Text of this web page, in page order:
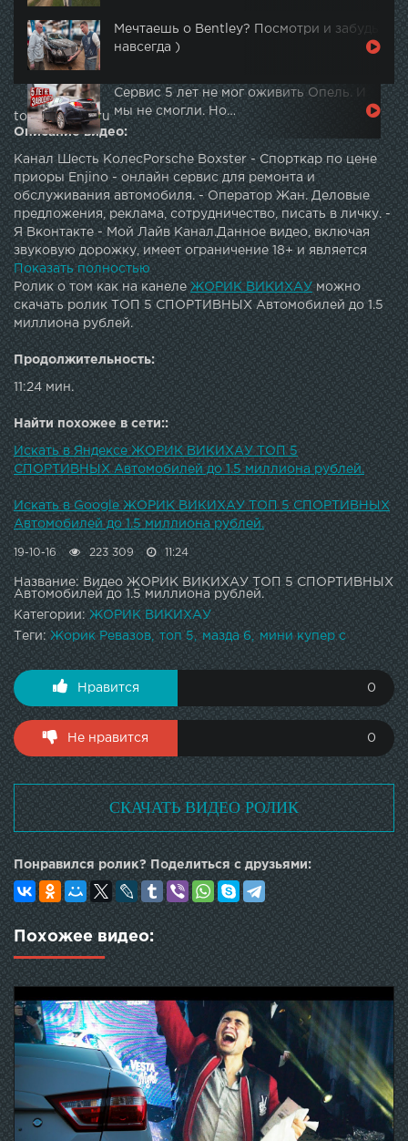
Мечтаешь о Bentley? Посмотри и забудь
навсегда )
Сервис 5 лет не мог оживить Опель. И
мы не смогли. Но…
topautotube.ru
Описание видео:
Канал Шесть КолесPorsche Boxster - Спорткар по цене
приоры Enjino - онлайн сервис для ремонта и
обслуживания автомобиля. - Оператор Жан. Деловые
предложения, реклама, сотрудничество, писать в личку. -
Я Вконтакте - Мой Лайв Канал.Данное видео, включая
звуковую дорожку, имеет ограничение 18+ и является
интеллектуальной собственностью автора. Любое
копирование, полностью или частично и трансляция на
других ресурсах или сми под любым предлогом,
запрещено автором.
Показать полностью
Ролик о том как на канелеЖОРИК ВИКИХАУ можно
скачать ролик ТОП 5 СПОРТИВНЫХ Автомобилей до 1.5
миллиона рублей.
Продолжительность:
11:24 мин.
Найти похожее в сети::
Искать в Яндексе ЖОРИК ВИКИХАУ ТОП 5
СПОРТИВНЫХ Автомобилей до 1.5 миллиона рублей.
Искать в Google ЖОРИК ВИКИХАУ ТОП 5 СПОРТИВНЫХ
Автомобилей до 1.5 миллиона рублей.
19-10-16 223 309 11:24
Название: Видео ЖОРИК ВИКИХАУ ТОП 5 СПОРТИВНЫХ
Автомобилей до 1.5 миллиона рублей.
Категории:ЖОРИК ВИКИХАУ
Теги:Жорик Ревазов топ 5 мазда 6 мини купер с
Нравится 0
Не нравится 0
СКАЧАТЬ ВИДЕО РОЛИК
Понравился ролик? Поделиться с друзьями:
Похожее видео: